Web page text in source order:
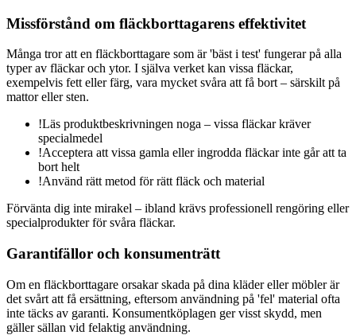
Missförstånd om fläckborttagarens effektivitet
Många tror att en fläckborttagare som är 'bäst i test' fungerar på alla
typer av fläckar och ytor. I själva verket kan vissa fläckar,
exempelvis fett eller färg, vara mycket svåra att få bort – särskilt på
mattor eller sten.
!Läs produktbeskrivningen noga – vissa fläckar kräver
specialmedel
!Acceptera att vissa gamla eller ingrodda fläckar inte går att ta
bort helt
!Använd rätt metod för rätt fläck och material
Förvänta dig inte mirakel – ibland krävs professionell rengöring eller
specialprodukter för svåra fläckar.
Garantifällor och konsumenträtt
Om en fläckborttagare orsakar skada på dina kläder eller möbler är
det svårt att få ersättning, eftersom användning på 'fel' material ofta
inte täcks av garanti. Konsumentköplagen ger visst skydd, men
gäller sällan vid felaktig användning.